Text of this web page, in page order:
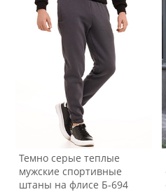
Темно серые теплые
мужские спортивные
штаны на флисе Б-694